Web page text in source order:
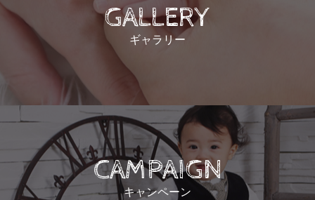
GALLERY
ギャラリー
CAMPAIGN
キャンペーン